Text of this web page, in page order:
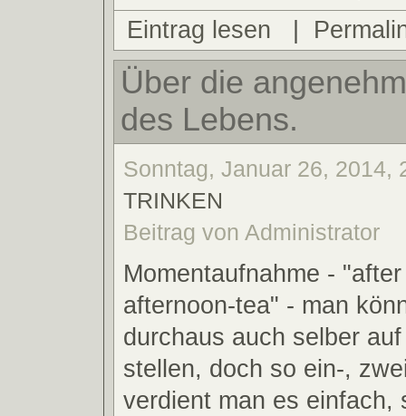
Eintrag lesen
Über die
des Lebens.
Sonntag, Januar 26, 2014,
TRINKEN
Beitrag von Administrator
Momentaufnahme -
afternoon-tea" - man
durchaus auch selber
stellen, doch so ein-,
verdient man es einfach,